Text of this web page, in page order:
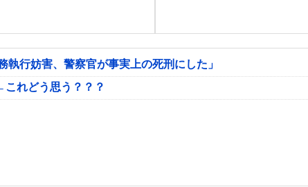
行妨害、警察官が事実上の死刑にした」
れどう思う？？？